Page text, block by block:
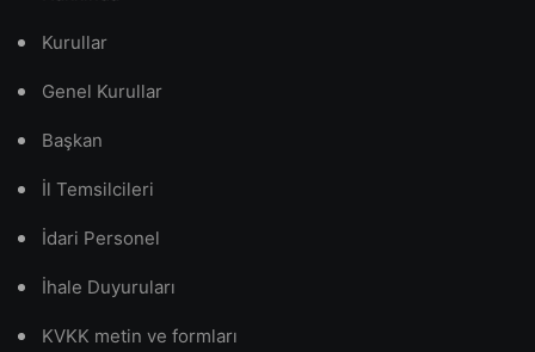
Kurullar
Genel Kurullar
Başkan
İl Temsilcileri
İdari Personel
İhale Duyuruları
KVKK metin ve formları